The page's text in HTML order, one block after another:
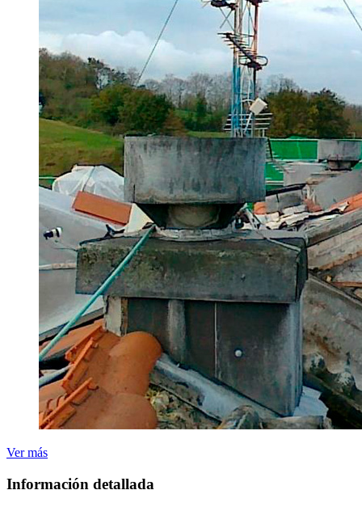
Ver más
Información detallada